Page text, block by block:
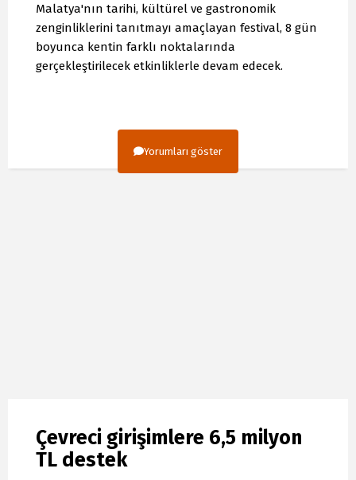
Malatya'nın tarihi, kültürel ve gastronomik
zenginliklerini tanıtmayı amaçlayan festival, 8 gün
boyunca kentin farklı noktalarında
gerçekleştirilecek etkinliklerle devam edecek.
Yorumları göster
Çevreci girişimlere 6,5 milyon
TL destek